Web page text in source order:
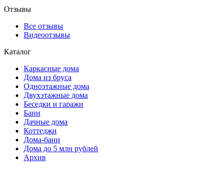
Отзывы
Все отзывы
Видеоотзывы
Каталог
Каркасные дома
Дома из бруса
Одноэтажные дома
Двухэтажные дома
Беседки и гаражи
Бани
Дачные дома
Коттеджи
Дома-бани
Дома до 5 млн рублей
Архив